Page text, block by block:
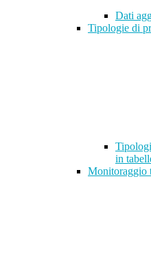
Dati
Tipologie di
in
Monitoraggio